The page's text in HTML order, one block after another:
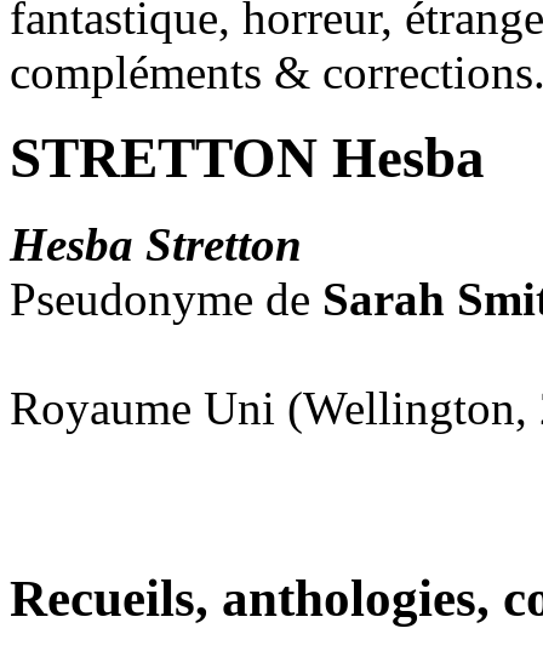
fantastique, horreur,
compléments &
STRETTON Hesba
Hesba Stretton
Pseudonyme de Sarah
Royaume Uni
Recueils, anthologies,